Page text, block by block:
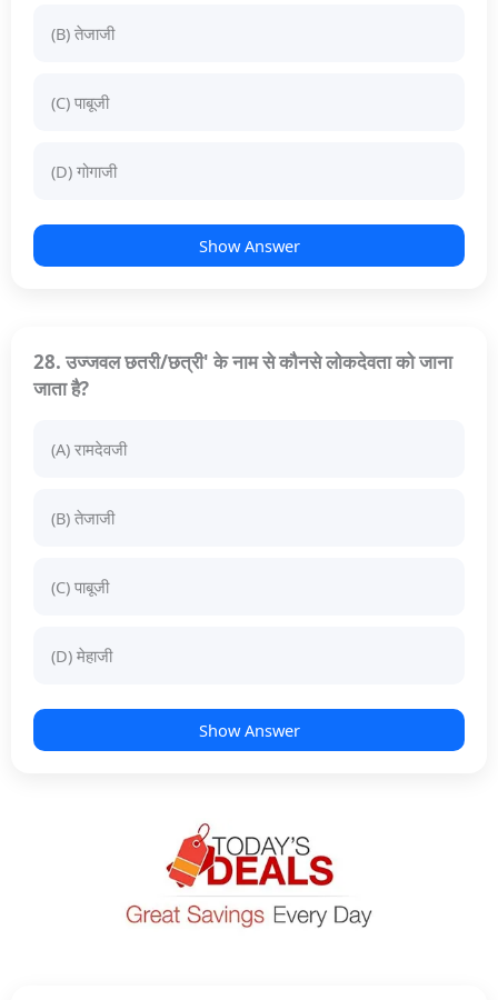
(B) तेजाजी
(C) पाबूजी
(D) गोगाजी
Show Answer
28. उज्जवल छतरी/छत्री' के नाम से कौनसे लोकदेवता को जाना
जाता है?
(A) रामदेवजी
(B) तेजाजी
(C) पाबूजी
(D) मेहाजी
Show Answer